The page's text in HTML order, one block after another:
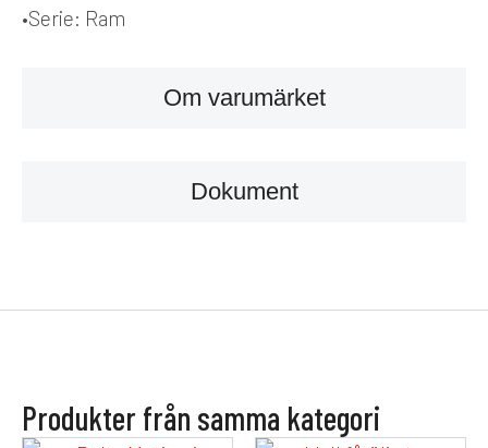
Om varumärket
Dokument
•Serie: Ram
Produkter från samma kategori